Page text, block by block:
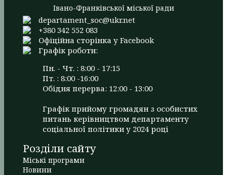
Івано-Франківської міської ради
departament_soc@ukr.net
+380 342 552 083
Офіційна сторінка у Facebook
Графік роботи:
Пн. - Чт. : 8:00 - 17:15
Пт. : 8:00 -16:00
Обідня перерва: 12:00 - 13:00
Графік прийому громадян з особистих
питань керівництвом департаменту
соціальної політики у 2024 році
Розділи сайту
Міські програми
Новини